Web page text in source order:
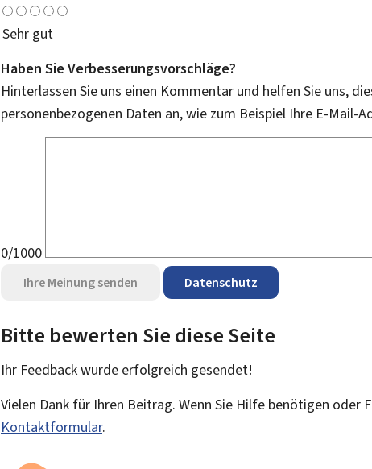
Sehr gut
Haben Sie Verbesserungsvorschläge?
Hinterlassen Sie uns einen Kommentar und helfen Sie uns,
personenbezogenen Daten an, wie zum Beispiel Ihre E-Mail-
0/1000
Ihre Meinung senden Datenschutz
Bitte bewerten Sie diese Seite
Ihr Feedback wurde erfolgreich gesendet!
Vielen Dank für Ihren Beitrag. Wenn Sie Hilfe benötigen oder
Kontaktformular.